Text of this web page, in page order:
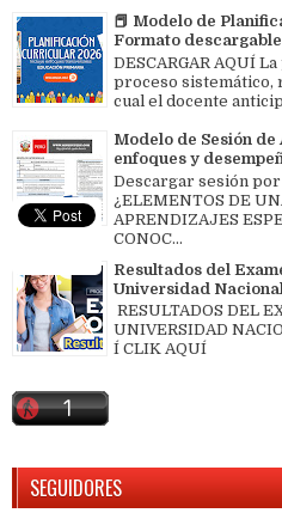
📕 Modelo de
Formato
DESCARGAR AQUÍ
proceso sistemático,
cual el docente
Modelo de Sesión
enfoques y
Descargar sesión
¿ELEMENTOS DE
APRENDIZAJES
CONOC...
Resultados del
Universidad
RESULTADOS DEL
UNIVERSIDAD
Í CLIK AQUÍ
SEGUIDORES